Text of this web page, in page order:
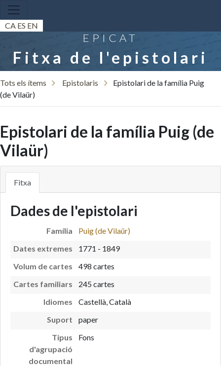
CA ES EN
EPICAT
Fitxa de l'epistolari
Tots els ítems Epistolaris
Epistolari de la família Puig
(de Vilaür)
Epistolari de la família Puig (de
Vilaür)
Fitxa
Dades de l'epistolari
Família
Puig (de Vilaür)
Dates extremes
1771 - 1849
Volum de cartes
498 cartes
Cartes familiars
245 cartes
Idiomes
Castellà, Català
Suport
paper
Tipus
d'agrupació
documental
Fons